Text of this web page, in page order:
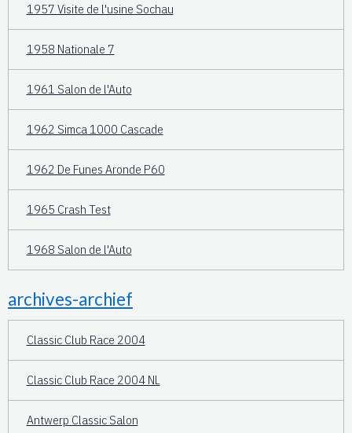
1957 Visite de l'usine Sochau
1958 Nationale 7
1961 Salon de l'Auto
1962 Simca 1000 Cascade
1962 De Funes Aronde P60
1965 Crash Test
1968 Salon de l'Auto
archives-archief
Classic Club Race 2004
Classic Club Race 2004 NL
Antwerp Classic Salon